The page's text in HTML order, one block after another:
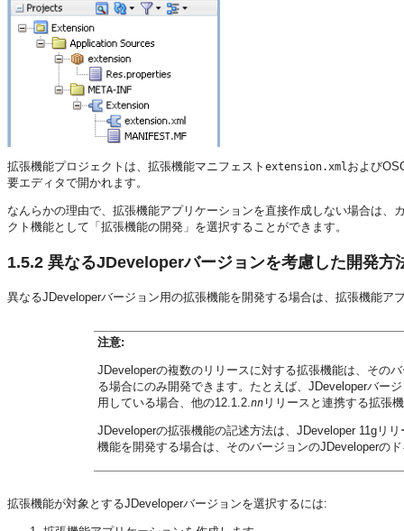
拡張機能プロジェクトは、拡張機能マニフェスト extension.xmlおよび
要エディタで開かれます。
なんらかの理由で、拡張機能アプリケーションを直接作成しない場合は
クト機能として「拡張機能の開発」を選択することができます。
1.5.2 異なるJDeveloperバージョンを考慮した開発方
異なるJDeveloperバージョン用の拡張機能を開発する場合は、拡張機能ア
注意:
JDeveloperの複数のリリースに対する拡張機能は、その
る場合にのみ開発できます。たとえば、 JDeveloperバー
用している場合、他の12.1.2.nnリリースと連携する拡張
JDeveloperの拡張機能の記述方法は、 JDeveloper11gリリ
機能を開発する場合は、そのバージョンのJDeveloperの
拡張機能が対象とするJDeveloperバージョンを選択するには: